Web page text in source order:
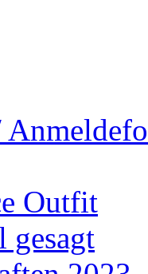
Outfit
gesagt